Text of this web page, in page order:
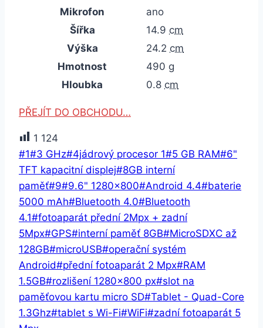
Mikrofon
ano
Šířka
14.9 cm
Výška
24.2 cm
Hmotnost
490 g
Hloubka
0.8 cm
PŘEJÍT DO OBCHODU…
1 124
Štítky
příspěvků:
#1#3 GHz#4jádrový procesor 1#5 GB RAM#6"
TFT kapacitní displej#8GB interní
paměť#9#9.6" 1280x800#Android 4.4#baterie
5000 mAh#Bluetooth 4.0#Bluetooth
4.1#fotoaparát přední 2Mpx + zadní
5Mpx#GPS#interní paměť 8GB#MicroSDXC až
128GB#microUSB#operační systém
Android#přední fotoaparát 2 Mpx#RAM
1.5GB#rozlišení 1280×800 px#slot na
paměťovou kartu micro SD#Tablet - Quad-Core
1.3Ghz#tablet s Wi-Fi#WiFi#zadní fotoaparát 5